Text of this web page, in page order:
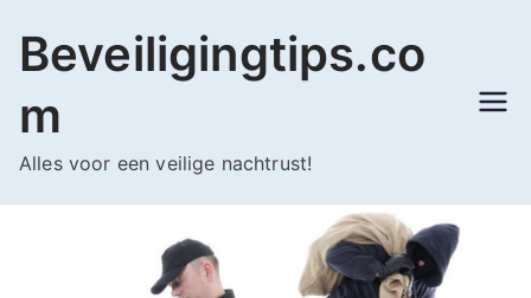
naar
inhoud
Beveiligingtips.co
m
Alles voor een veilige nachtrust!